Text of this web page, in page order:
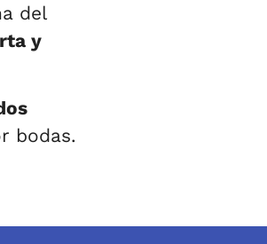
del
y
bodas.